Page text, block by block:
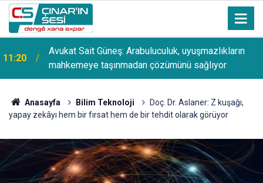
11:20
Avukat Sait Güneş: Arabuluculuk, uyuşmazlıkların
mahkemeye taşınmadan çözümünü sağlıyor
Anasayfa Bilim Teknoloji
Doç. Dr. Aslaner: Z kuşağı,
yapay zekâyı hem bir fırsat hem de bir tehdit olarak görüyor